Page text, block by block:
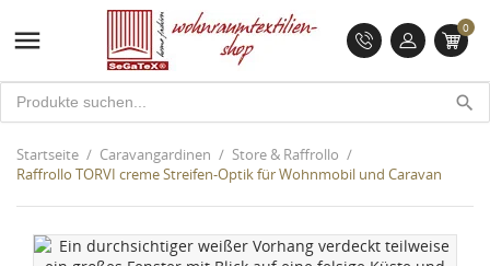
 0
search
Startseite Caravangardinen
Store & Raffrollo
Raffrollo TORVI creme Streifen-Optik für Wohnmobil und Caravan